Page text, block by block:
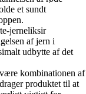
et sundt
jerneliksir
af jern i
udbytte af det
kombinationen af
produktet til at